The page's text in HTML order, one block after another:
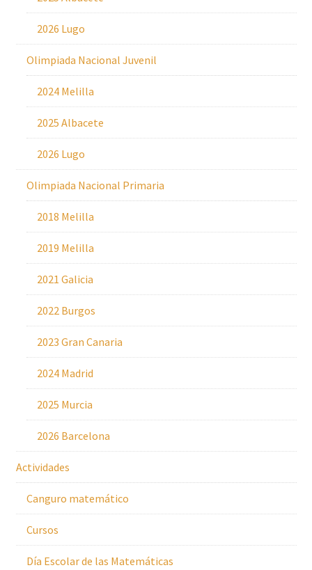
2026 Lugo
Olimpiada Nacional Juvenil
2024 Melilla
2025 Albacete
2026 Lugo
Olimpiada Nacional Primaria
2018 Melilla
2019 Melilla
2021 Galicia
2022 Burgos
2023 Gran Canaria
2024 Madrid
2025 Murcia
2026 Barcelona
Actividades
Canguro matemático
Cursos
Día Escolar de las Matemáticas